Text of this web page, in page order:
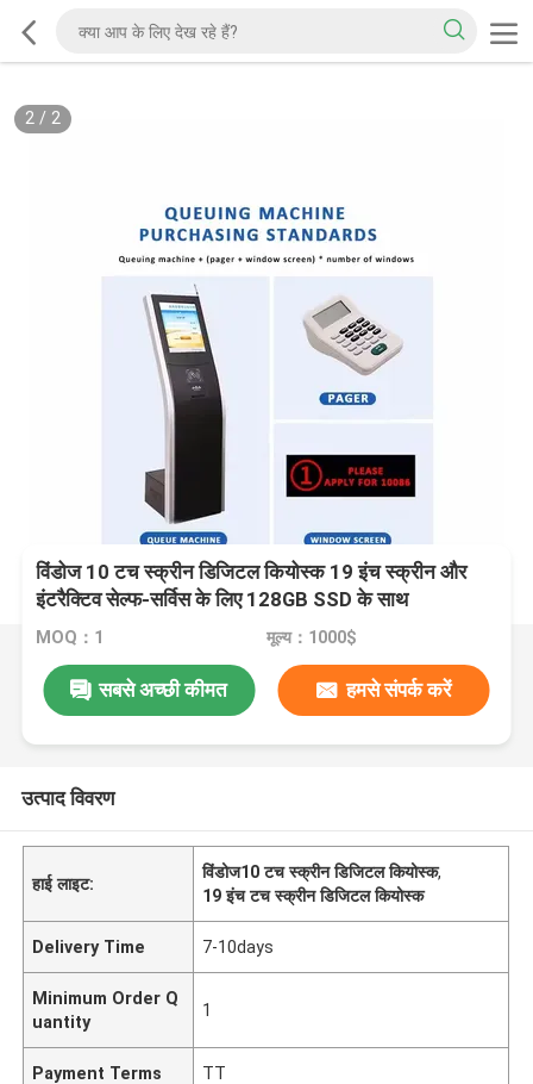
2/ 2
विंडोज 10 टच स्क्रीन डिजिटल कियोस्क 19 इंच स्क्रीन और
इंटरैक्टिव सेल्फ-सर्विस के लिए 128GB SSD के साथ
MOQ：1 मूल्य：1000$
सबसे अच्छी कीमत हमसे संपर्क करें
उत्पाद विवरण
हाई लाइट:
विंडोज10 टच स्क्रीन डिजिटल कियोस्क,
19 इंच टच स्क्रीन डिजिटल कियोस्क
Delivery Time 7-10days
Minimum Order Q
uantity
1
Payment Terms TT